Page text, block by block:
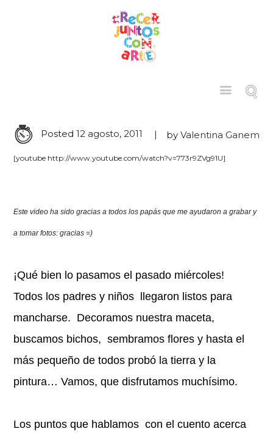
Posted 12 agosto, 2011 by Valentina Ganem
[youtube http://www.youtube.com/watch?v=773r9ZVg91U]
Este video ha sido gracias a todos los papás que me ayudaron a grabar y
a tomar fotos: gracias =)
¡Qué bien lo pasamos el pasado miércoles!
Todos los padres y niños llegaron listos para
mancharse. Decoramos nuestra maceta,
buscamos bichos, sembramos flores y hasta el
más pequeño de todos probó la tierra y la
pintura… Vamos, que disfrutamos muchísimo.
Los puntos que hablamos con el cuento acerca